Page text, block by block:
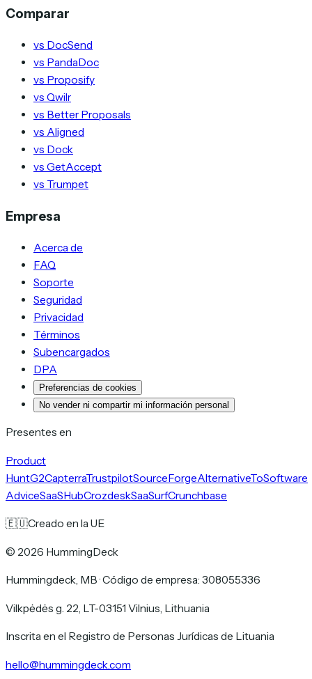
Comparar
vs DocSend
vs PandaDoc
vs Proposify
vs Qwilr
vs Better Proposals
vs Aligned
vs Dock
vs GetAccept
vs Trumpet
Empresa
Acerca de
FAQ
Soporte
Seguridad
Privacidad
Términos
Subencargados
DPA
Preferencias de cookies
No vender ni compartir mi información personal
Presentes en
Product
HuntG2CapterraTrustpilotSourceForgeAlternativeToSoftware
AdviceSaaSHubCrozdeskSaaSurfCrunchbase
🇪🇺Creado en la UE
© 2026 HummingDeck
Hummingdeck, MB ·Código de empresa: 308055336
Vilkpėdės g. 22, LT-03151 Vilnius, Lithuania
Inscrita en el Registro de Personas Jurídicas de Lituania
hello@hummingdeck.com